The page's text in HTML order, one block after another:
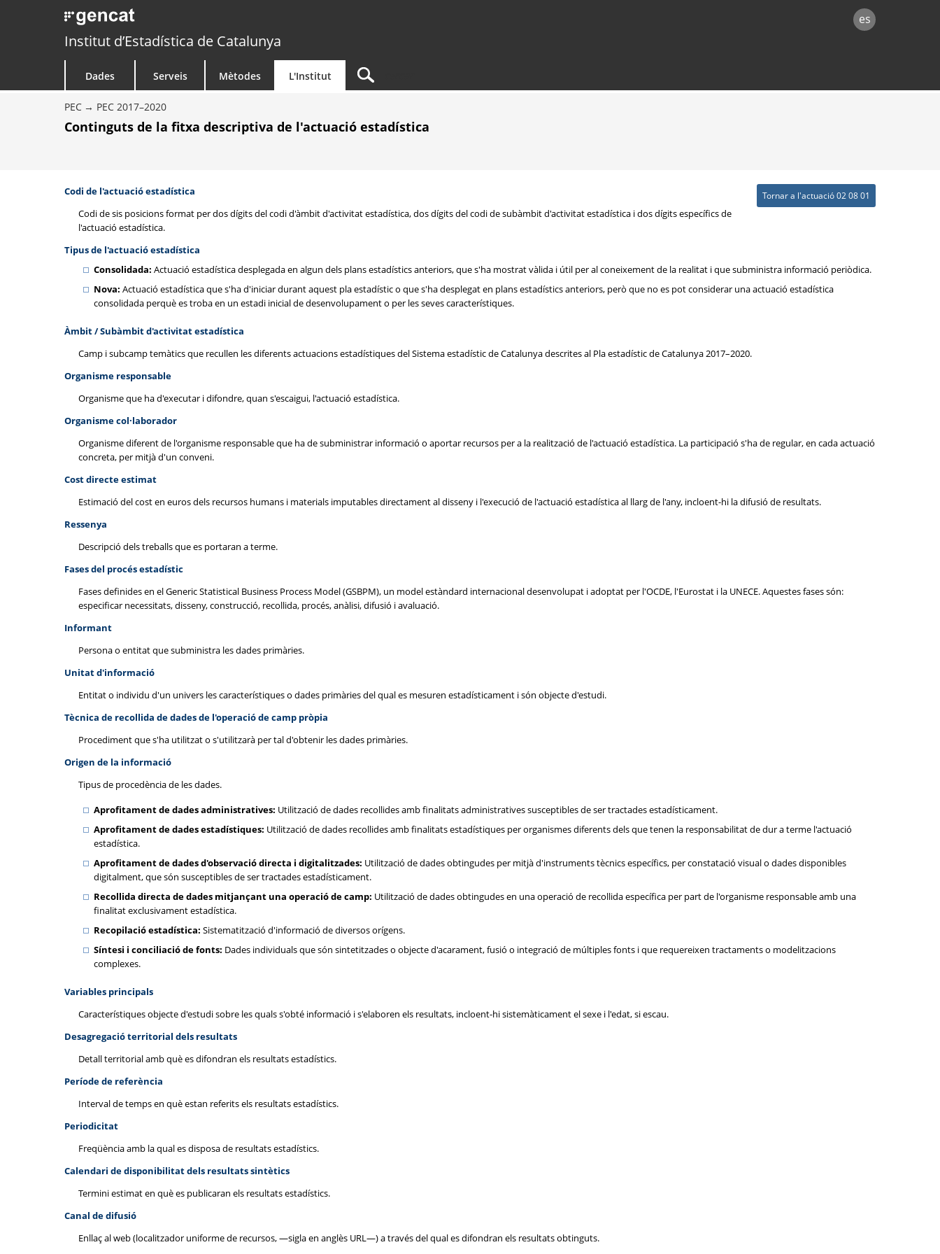
es
Institut d’Estadística de Catalunya
Dades Serveis Mètodes L'Institut
PEC PEC 2017–2020
Continguts de la fitxa descriptiva de l'actuació estadística
Tornar a l'actuació 02 08 01
Codi de l'actuació estadística
Codi de sis posicions format per dos dígits del codi d'àmbit d'activitat estadística, dos dígits del codi de subàmbit d'activitat estadística i dos dígits específics de
l'actuació estadística.
Tipus de l'actuació estadística
Consolidada: Actuació estadística desplegada en algun dels plans estadístics anteriors, que s'ha mostrat vàlida i útil per al coneixement de la realitat i que subministra informació periòdica.
Nova: Actuació estadística que s'ha d'iniciar durant aquest pla estadístic o que s'ha desplegat en plans estadístics anteriors, però que no es pot considerar una actuació estadística
consolidada perquè es troba en un estadi inicial de desenvolupament o per les seves característiques.
Àmbit / Subàmbit d'activitat estadística
Camp i subcamp temàtics que recullen les diferents actuacions estadístiques del Sistema estadístic de Catalunya descrites al Pla estadístic de Catalunya 2017–2020.
Organisme responsable
Organisme que ha d'executar i difondre, quan s'escaigui, l'actuació estadística.
Organisme col·laborador
Organisme diferent de l'organisme responsable que ha de subministrar informació o aportar recursos per a la realització de l'actuació estadística. La participació s'ha de regular, en cada actuació
concreta, per mitjà d'un conveni.
Cost directe estimat
Estimació del cost en euros dels recursos humans i materials imputables directament al disseny i l'execució de l'actuació estadística al llarg de l'any, incloent-hi la difusió de resultats.
Ressenya
Descripció dels treballs que es portaran a terme.
Fases del procés estadístic
Fases definides en el Generic Statistical Business Process Model (GSBPM), un model estàndard internacional desenvolupat i adoptat per l'OCDE, l'Eurostat i la UNECE. Aquestes fases són:
especificar necessitats, disseny, construcció, recollida, procés, anàlisi, difusió i avaluació.
Informant
Persona o entitat que subministra les dades primàries.
Unitat d'informació
Entitat o individu d'un univers les característiques o dades primàries del qual es mesuren estadísticament i són objecte d'estudi.
Tècnica de recollida de dades de l'operació de camp pròpia
Procediment que s'ha utilitzat o s'utilitzarà per tal d'obtenir les dades primàries.
Origen de la informació
Tipus de procedència de les dades.
Aprofitament de dades administratives: Utilització de dades recollides amb finalitats administratives susceptibles de ser tractades estadísticament.
Aprofitament de dades estadístiques: Utilització de dades recollides amb finalitats estadístiques per organismes diferents dels que tenen la responsabilitat de dur a terme l'actuació
estadística.
Aprofitament de dades d'observació directa i digitalitzades: Utilització de dades obtingudes per mitjà d'instruments tècnics específics, per constatació visual o dades disponibles
digitalment, que són susceptibles de ser tractades estadísticament.
Recollida directa de dades mitjançant una operació de camp: Utilització de dades obtingudes en una operació de recollida específica per part de l'organisme responsable amb una
finalitat exclusivament estadística.
Recopilació estadística: Sistematització d'informació de diversos orígens.
Síntesi i conciliació de fonts: Dades individuals que són sintetitzades o objecte d'acarament, fusió o integració de múltiples fonts i que requereixen tractaments o modelitzacions
complexes.
Variables principals
Característiques objecte d'estudi sobre les quals s'obté informació i s'elaboren els resultats, incloent-hi sistemàticament el sexe i l'edat, si escau.
Desagregació territorial dels resultats
Detall territorial amb què es difondran els resultats estadístics.
Període de referència
Interval de temps en què estan referits els resultats estadístics.
Periodicitat
Freqüència amb la qual es disposa de resultats estadístics.
Calendari de disponibilitat dels resultats sintètics
Termini estimat en què es publicaran els resultats estadístics.
Canal de difusió
Enllaç al web (localitzador uniforme de recursos, —sigla en anglès URL—) a través del qual es difondran els resultats obtinguts.